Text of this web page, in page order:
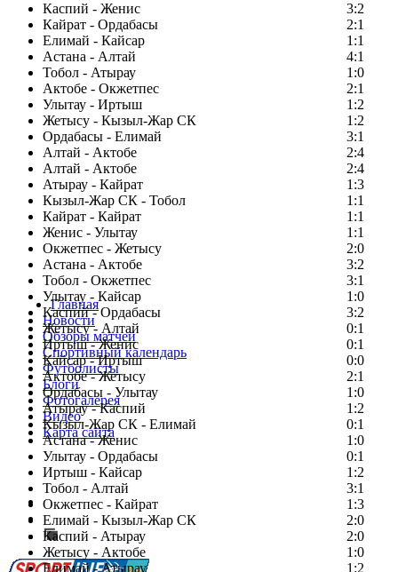
Каспий - Женис
3:2
Кайрат - Ордабасы
2:1
Елимай - Кайсар
1:1
Астана - Алтай
4:1
Тобол - Атырау
1:0
Актобе - Окжетпес
2:1
Улытау - Иртыш
1:2
Жетысу - Кызыл-Жар СК
1:2
Ордабасы - Елимай
3:1
Алтай - Актобе
2:4
Алтай - Актобе
2:4
Атырау - Кайрат
1:3
Кызыл-Жар СК - Тобол
1:1
Кайрат - Кайрат
1:1
Женис - Улытау
1:1
Окжетпес - Жетысу
2:0
Астана - Актобе
3:2
Тобол - Окжетпес
3:1
Улытау - Кайсар
1:0
Каспий - Ордабасы
3:2
Жетысу - Алтай
0:1
Иртыш - Женис
0:1
Кайсар - Иртыш
0:0
Актобе - Жетысу
2:1
Ордабасы - Улытау
1:0
Атырау - Каспий
1:2
Кызыл-Жар СК - Елимай
0:1
Астана - Женис
1:0
Улытау - Ордабасы
0:1
Иртыш - Кайсар
1:2
Тобол - Алтай
3:1
Окжетпес - Кайрат
1:3
Елимай - Кызыл-Жар СК
2:0
Каспий - Атырау
2:0
Жетысу - Актобе
1:0
Елимай - Атырау
1:2
Главная
Новости
Обзоры матчей
Спортивный календарь
Футболисты
Блоги
Фотогалерея
Видео
Карта сайта
Есть идея?
Сообщить о мероприятии
Перейти на старый сайт